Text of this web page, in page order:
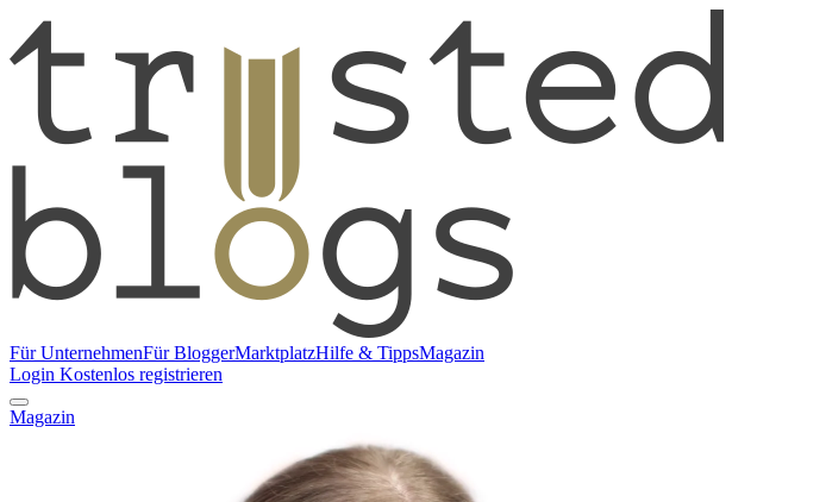
Für UnternehmenFür BloggerMarktplatzHilfe & TippsMagazin
Login Kostenlos registrieren
Magazin